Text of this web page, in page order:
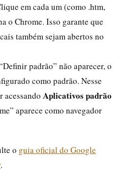
em cada um (como .htm,
o Chrome. Isso garante que
também sejam abertos no
padrão” não aparecer, o
como padrão. Nesse
acessando Aplicativos padrão
aparece como navegador
o guia oficial do Google
.